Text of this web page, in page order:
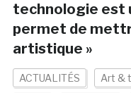
technologie est
permet de
artistique »
ACTUALITÉS Art &